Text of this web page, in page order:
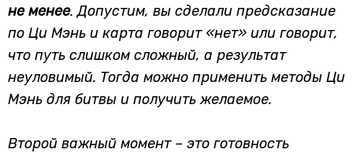
не менее. Допустим, вы сделали предсказание
по Ци Мэнь и карта говорит «нет» или говорит,
что путь слишком сложный, а результат
неуловимый. Тогда можно применить методы Ци
Мэнь для битвы и получить желаемое.
Второй важный момент – это готовность